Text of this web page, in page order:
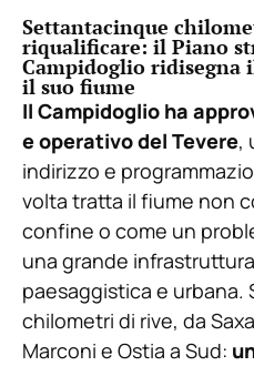
Settantacinque
riqualificare: il Piano
Campidoglio ridisegna
il suo fiume
Il Campidoglio ha
e operativo del Tevere,
indirizzo e
volta tratta il fiume non
confine o come un
una grande
paesaggistica e
chilometri di rive, da
Marconi e Ostia a Sud: